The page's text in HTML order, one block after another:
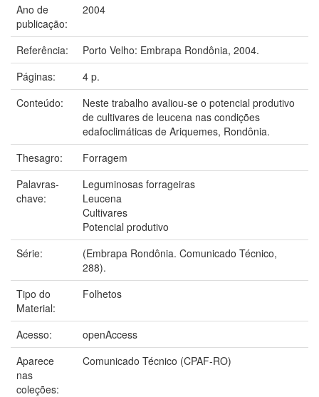
Ano de
publicação:
2004
Referência:
Porto Velho: Embrapa Rondônia, 2004.
Páginas:
4 p.
Conteúdo:
Neste trabalho avaliou-se o potencial produtivo
de cultivares de leucena nas condições
edafoclimáticas de Ariquemes, Rondônia.
Thesagro:
Forragem
Palavras-
chave:
Leguminosas forrageiras
Leucena
Cultivares
Potencial produtivo
Série:
(Embrapa Rondônia. Comunicado Técnico,
288).
Tipo do
Material:
Folhetos
Acesso:
openAccess
Aparece
nas
coleções:
Comunicado Técnico (CPAF-RO)